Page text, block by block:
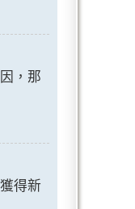
，那
得新